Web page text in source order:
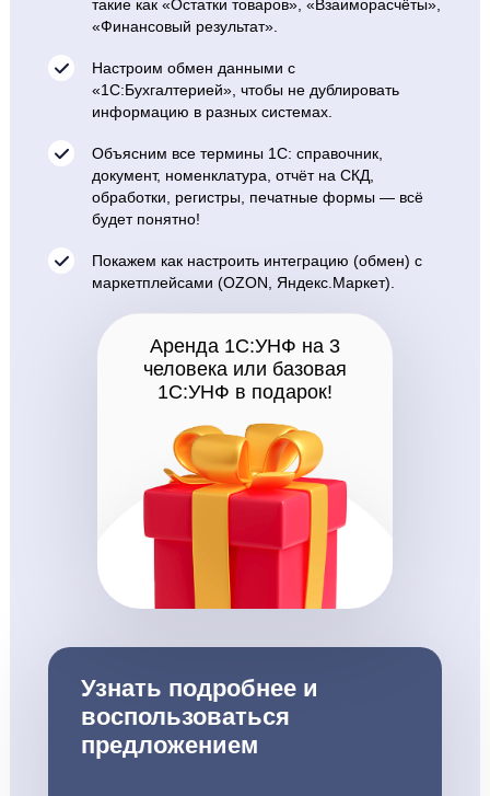
такие как «Остатки товаров», «Взаиморасчёты»,
«Финансовый результат».
Настроим обмен данными с
«1С:Бухгалтерией», чтобы не дублировать
информацию в разных системах.
Объясним все термины 1С: справочник,
документ, номенклатура, отчёт на СКД,
обработки, регистры, печатные формы — всё
будет понятно!
Покажем как настроить интеграцию (обмен) с
маркетплейсами (OZON, Яндекс.Маркет).
Аренда 1С:УНФ на 3
человека или базовая
1С:УНФ в подарок!
Узнать подробнее и
воспользоваться
предложением